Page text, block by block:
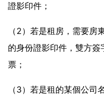
證影印件；
（2）若是租房，需要房
的身份證影印件，雙方
票；
（3）若是租的某個公司